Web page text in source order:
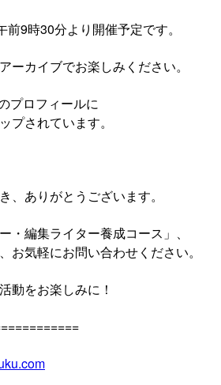
9時30分より開催予定です。
ーカイブでお楽しみください。
プロフィールに
プされています。
、ありがとうございます。
・編集ライター養成コース」、
お気軽にお問い合わせください。
動をお楽しみに！